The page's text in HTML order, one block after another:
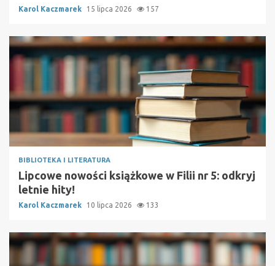
Karol Kaczmarek 15 lipca 2026 157
BIBLIOTEKA I LITERATURA
Lipcowe nowości książkowe w Filii nr 5: odkryj
letnie hity!
Karol Kaczmarek 10 lipca 2026 133